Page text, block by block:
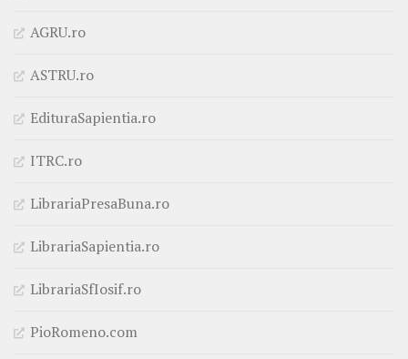
AGRU.ro
ASTRU.ro
EdituraSapientia.ro
ITRC.ro
LibrariaPresaBuna.ro
LibrariaSapientia.ro
LibrariaSfIosif.ro
PioRomeno.com